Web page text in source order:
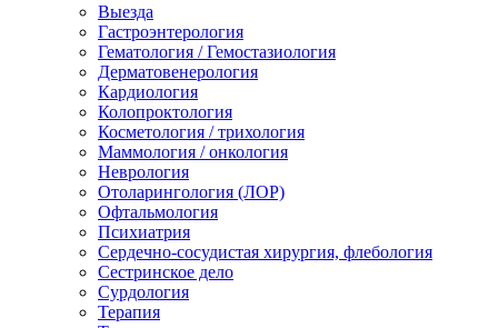
Выезда
Гастроэнтерология
Гематология / Гемостазиология
Дерматовенерология
Кардиология
Колопроктология
Косметология / трихология
Маммология / онкология
Неврология
Отоларингология (ЛОР)
Офтальмология
Психиатрия
Сердечно-сосудистая хирургия, флебология
Сестринское дело
Сурдология
Терапия